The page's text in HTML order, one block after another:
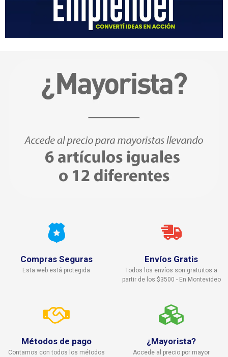
Compras Seguras
Esta web está protegida
Envíos Gratis
Todos los envíos son gratuitos a
partir de los $3500 - En Montevideo
Métodos de pago
Contamos con todos los métodos
¿Mayorista?
Accede al precio por mayor